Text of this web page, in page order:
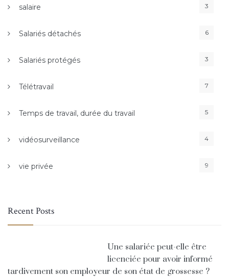
salaire 3
Salariés détachés 6
Salariés protégés 3
Télétravail 7
Temps de travail, durée du travail 5
vidéosurveillance 4
vie privée 9
Recent Posts
Une salariée peut-elle être
licenciée pour avoir informé
tardivement son employeur de son état de grossesse ?